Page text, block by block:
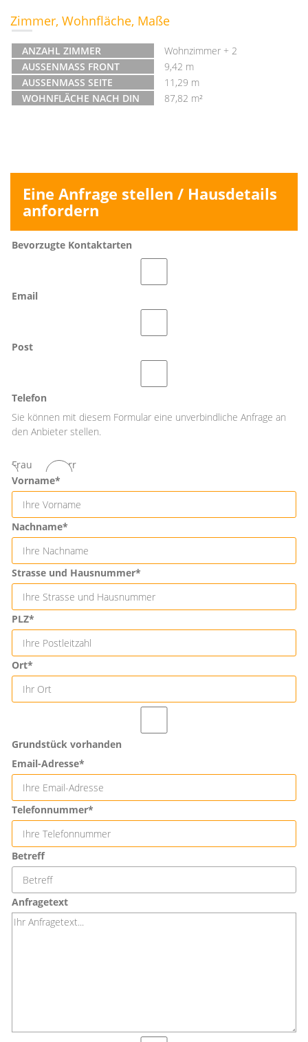
Zimmer, Wohnfläche, Maße
ANZAHL ZIMMER
Wohnzimmer + 2
AUSSENMASS FRONT
9,42 m
AUSSENMASS SEITE
11,29 m
WOHNFLÄCHE NACH DIN
87,82 m²
Eine Anfrage stellen / Hausdetails
anfordern
Bevorzugte Kontaktarten
Email
Post
Telefon
Sie können mit diesem Formular eine unverbindliche Anfrage an
den Anbieter stellen.
Frau
Herr
Vorname*
Nachname*
Strasse und Hausnummer*
PLZ*
Ort*
Grundstück vorhanden
Email-Adresse*
Telefonnummer*
Betreff
Anfragetext